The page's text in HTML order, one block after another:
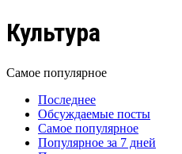
Культура
Самое популярное
Последнее
Обсуждаемые посты
Самое популярное
Популярное за 7 дней